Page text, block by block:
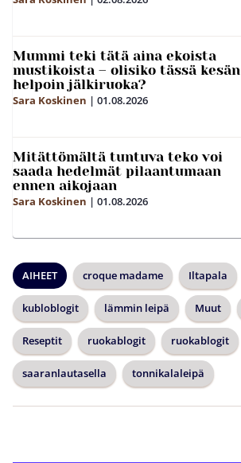
Mummi teki tätä aina ekoista
mustikoista – olisiko tässä kesän
helpoin jälkiruoka?
Sara Koskinen | 01.08.2026
Mitättömältä tuntuva teko voi
saada hedelmät pilaantumaan
ennen aikojaan
Sara Koskinen | 01.08.2026
AIHEET croque madame Iltapala
kubloblogit lämmin leipä Muut
Reseptit ruokablogit ruokablogit
saaranlautasella tonnikalaleipä